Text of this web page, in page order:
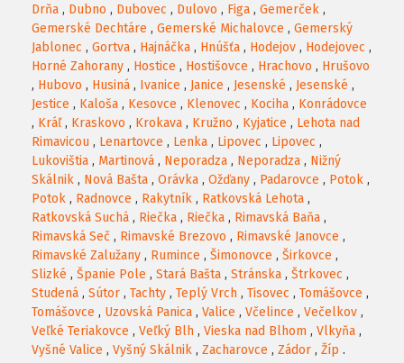
Drňa , Dubno , Dubovec , Dulovo , Figa , Gemerček ,
Gemerské Dechtáre , Gemerské Michalovce , Gemerský
Jablonec , Gortva , Hajnáčka , Hnúšťa , Hodejov , Hodejovec ,
Horné Zahorany , Hostice , Hostišovce , Hrachovo , Hrušovo
, Hubovo , Husiná , Ivanice , Janice , Jesenské , Jesenské ,
Jestice , Kaloša , Kesovce , Klenovec , Kociha , Konrádovce
, Kráľ, Kraskovo , Krokava , Kružno , Kyjatice , Lehota nad
Rimavicou , Lenartovce , Lenka , Lipovec , Lipovec ,
Lukovištia , Martinová , Neporadza , Neporadza , Nižný
Skálnik , Nová Bašta , Orávka , Ožďany , Padarovce , Potok ,
Potok , Radnovce , Rakytník , Ratkovská Lehota ,
Ratkovská Suchá , Riečka , Riečka , Rimavská Baňa ,
Rimavská Seč , Rimavské Brezovo , Rimavské Janovce ,
Rimavské Zalužany , Rumince , Šimonovce , Širkovce ,
Slizké , Španie Pole , Stará Bašta , Stránska , Štrkovec ,
Studená , Sútor , Tachty , Teplý Vrch , Tisovec , Tomášovce ,
Tomášovce , Uzovská Panica , Valice , Včelince , Večelkov ,
Veľké Teriakovce , Veľký Blh , Vieska nad Blhom , Vlkyňa ,
Vyšné Valice , Vyšný Skálnik , Zacharovce , Zádor , Žíp .